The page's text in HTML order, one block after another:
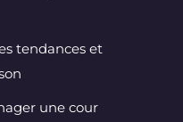
tendances et
une cour